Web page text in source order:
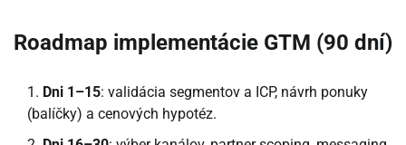
Roadmap implementácie GTM (90 dní)
Dni 1–15: validácia segmentov a ICP, návrh ponuky
(balíčky) a cenových hypotéz.